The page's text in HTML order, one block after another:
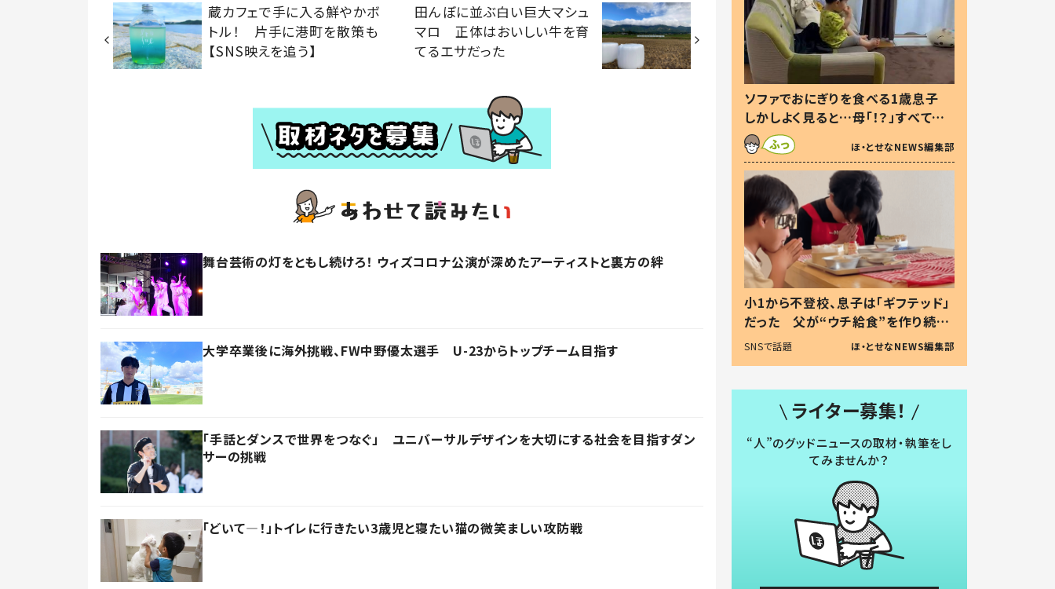
蔵カフェで手に入る鮮やかボ
トル！ 片手に港町を散策も
【SNS映えを追う】
田んぼに並ぶ白い巨大マシュ
マロ 正体はおいしい牛を育
てるエサだった
舞台芸術の灯をともし続けろ！ ウィズコロナ公演が深めたアーティストと裏方の絆
大学卒業後に海外挑戦、FW中野優太選手 U-23からトップチーム目指す
「手話とダンスで世界をつなぐ」 ユニバーサルデザインを大切にする社会を目指すダン
サーの挑戦
「どいて―！」トイレに行きたい3歳児と寝たい猫の微笑ましい攻防戦
ソファでおにぎりを食べる1歳息子
しかしよく見ると…母「！？」すべてを
察した母の投稿に「可愛いから許
す！」「現行犯〜」
ほ・とせなNEWS編集部
小1から不登校、息子は「ギフテッド」
だった 父が“ウチ給食”を作り続け
る理由とは #令和の親 #令和の子
SNSで話題 ほ・とせなNEWS編集部
ライター募集！
“人”のグッドニュースの取材・執筆をし
てみませんか？